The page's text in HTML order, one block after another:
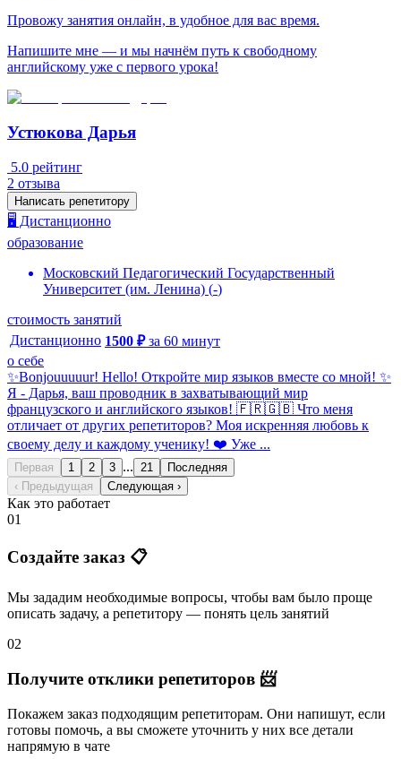
Провожу занятия онлайн, в удобное для вас время.
Напишите мне — и мы начнём путь к свободному
английскому уже с первого урока!
Устюкова Дарья
5.0 рейтинг
2 отзыва
Написать репетитору
🖥️ Дистанционно
образование
Московский Педагогический Государственный
Университет (им. Ленина) (-)
стоимость занятий
Дистанционно 1500 ₽ за 60 минут
о себе
✨Bonjouuuuur! Hello! Откройте мир языков вместе со мной! ✨
Я - Дарья, ваш проводник в захватывающий мир
французского и английского языков! 🇫🇷🇬🇧 Что меня
отличает от других репетиторов? Моя искренняя любовь к
своему делу и каждому ученику! ❤️ Уже ...
Первая 1 2 3 ... 21
Последняя
‹ Предыдущая
Следующая ›
Как это работает
01
Создайте заказ 📋
Мы зададим необходимые вопросы, чтобы вам было проще
описать задачу, а репетитору — понять цель занятий
02
Получите отклики репетиторов 📨
Покажем заказ подходящим репетиторам. Они напишут, если
готовы помочь, а вы сможете уточнить у них все детали
напрямую в чате